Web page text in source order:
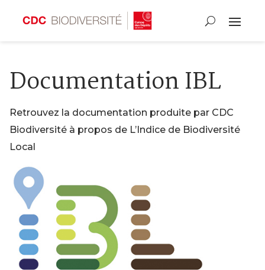
Documentation IBL
Retrouvez la documentation produite par CDC
Biodiversité à propos de L’Indice de Biodiversité
Local